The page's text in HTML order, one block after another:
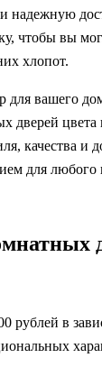
чтобы вы
хлопот.
вашего
дверей цвета
качества и
для любого
рублей в